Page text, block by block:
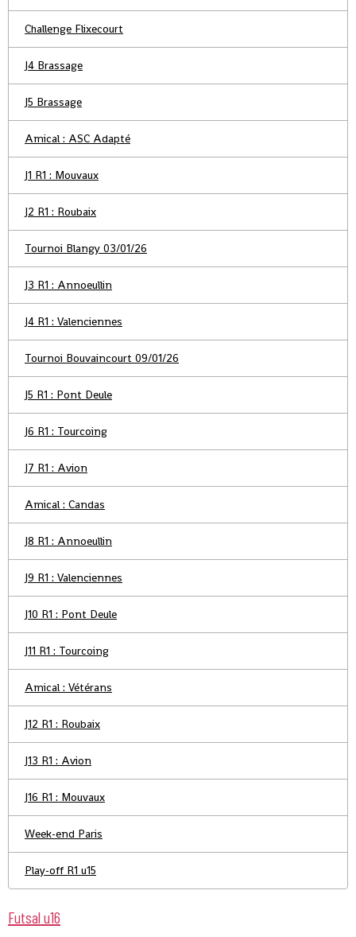
Challenge Flixecourt
J4 Brassage
J5 Brassage
Amical : ASC Adapté
J1 R1 : Mouvaux
J2 R1 : Roubaix
Tournoi Blangy 03/01/26
J3 R1 : Annoeullin
J4 R1 : Valenciennes
Tournoi Bouvaincourt 09/01/26
J5 R1 : Pont Deule
J6 R1 : Tourcoing
J7 R1 : Avion
Amical : Candas
J8 R1 : Annoeullin
J9 R1 : Valenciennes
J10 R1 : Pont Deule
J11 R1 : Tourcoing
Amical : Vétérans
J12 R1 : Roubaix
J13 R1 : Avion
J16 R1 : Mouvaux
Week-end Paris
Play-off R1 u15
Futsal u16